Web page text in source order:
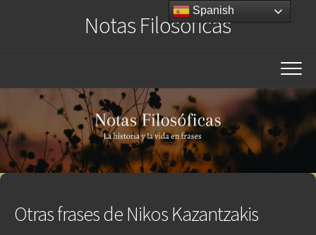
Notas Filosóficas
Otras frases de Nikos Kazantzakis
Spanish